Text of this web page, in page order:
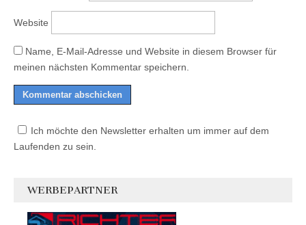
Website
Name, E-Mail-Adresse und Website in diesem Browser für
meinen nächsten Kommentar speichern.
Ich möchte den Newsletter erhalten um immer auf dem
Laufenden zu sein.
WERBEPARTNER